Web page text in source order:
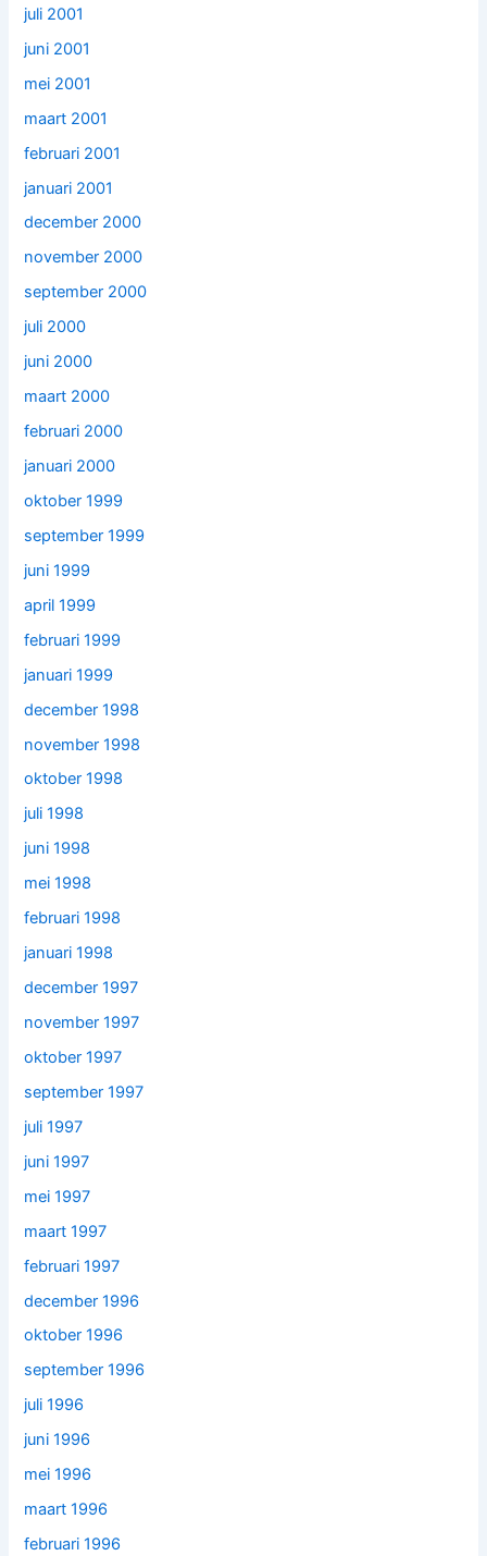
juli 2001
juni 2001
mei 2001
maart 2001
februari 2001
januari 2001
december 2000
november 2000
september 2000
juli 2000
juni 2000
maart 2000
februari 2000
januari 2000
oktober 1999
september 1999
juni 1999
april 1999
februari 1999
januari 1999
december 1998
november 1998
oktober 1998
juli 1998
juni 1998
mei 1998
februari 1998
januari 1998
december 1997
november 1997
oktober 1997
september 1997
juli 1997
juni 1997
mei 1997
maart 1997
februari 1997
december 1996
oktober 1996
september 1996
juli 1996
juni 1996
mei 1996
maart 1996
februari 1996